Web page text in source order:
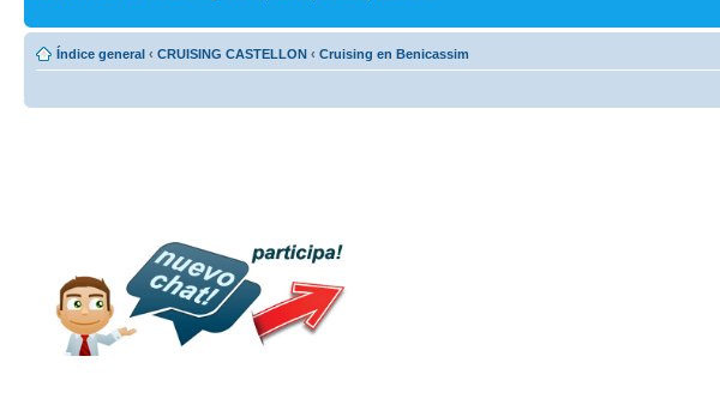
Índice general ‹ CRUISING CASTELLON ‹ Cruising en Benicassim